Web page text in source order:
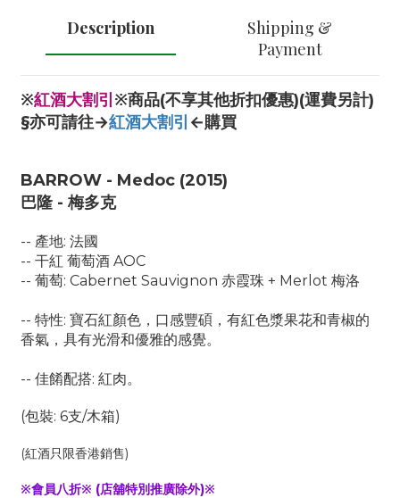
Description
Shipping &
Payment
※紅酒大割引 ※商品(不享其他折扣優惠)(運費另計)
§亦可請往→紅酒大割引 ←購買
BARROW - Medoc (2015)
巴隆 - 梅多克
-- 產地: 法國
-- 干紅 葡萄酒 AOC
-- 葡萄: Cabernet Sauvignon 赤霞珠 + Merlot 梅洛
-- 特性: 寶石紅顏色，口感豐碩，有紅色漿果花和青椒的
香氣，具有光滑和優雅的感覺。
-- 佳餚配搭: 紅肉。
(包裝: 6支/木箱)
(紅酒只限香港銷售)
※會員八折※ (店舖特別推廣除外)※